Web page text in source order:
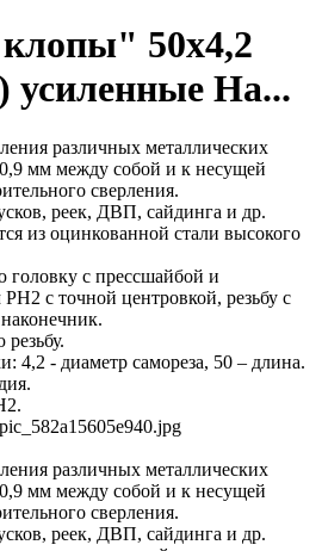
50х4,2
Ha...
различных металлических
мм между собой и к несущей
сверления.
реек, ДВП, сайдинга и др.
из оцинкованной стали высокого
с прессшайбой и
с точной центровкой, резьбу с
4,2 - диаметр самореза, 50 – длина.
pic_582a15605e940.jpg
различных металлических
мм между собой и к несущей
сверления.
реек, ДВП, сайдинга и др.